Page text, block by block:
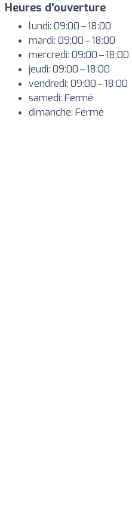
Heures d'ouverture
lundi: 09:00 – 18:00
mardi: 09:00 – 18:00
mercredi: 09:00 – 18:00
jeudi: 09:00 – 18:00
vendredi: 09:00 – 18:00
samedi: Fermé
dimanche: Fermé